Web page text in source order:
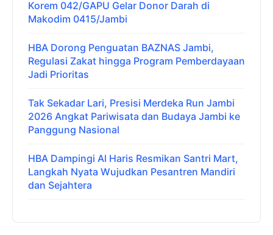
Korem 042/GAPU Gelar Donor Darah di
Makodim 0415/Jambi
HBA Dorong Penguatan BAZNAS Jambi,
Regulasi Zakat hingga Program Pemberdayaan
Jadi Prioritas
Tak Sekadar Lari, Presisi Merdeka Run Jambi
2026 Angkat Pariwisata dan Budaya Jambi ke
Panggung Nasional
HBA Dampingi Al Haris Resmikan Santri Mart,
Langkah Nyata Wujudkan Pesantren Mandiri
dan Sejahtera